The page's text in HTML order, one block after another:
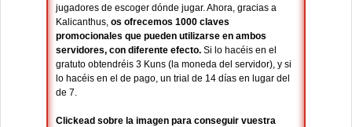
jugadores de escoger dónde jugar. Ahora, gracias a
Kalicanthus, os ofrecemos 1000 claves
promocionales que pueden utilizarse en ambos
servidores, con diferente efecto. Si lo hacéis en el
gratuto obtendréis 3 Kuns (la moneda del servidor), y si
lo hacéis en el de pago, un trial de 14 días en lugar del
de 7.
Clickead sobre la imagen para conseguir vuestra